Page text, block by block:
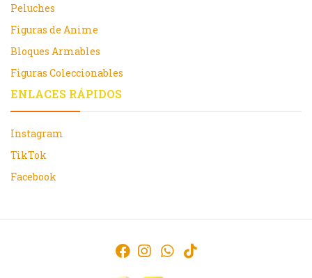
Peluches
Figuras de Anime
Bloques Armables
Figuras Coleccionables
ENLACES RÁPIDOS
Instagram
TikTok
Facebook